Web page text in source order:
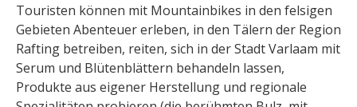
Touristen können mit Mountainbikes in den felsigen
Gebieten Abenteuer erleben, in den Tälern der Region
Rafting betreiben, reiten, sich in der Stadt Varlaam mit
Serum und Blütenblättern behandeln lassen,
Produkte aus eigener Herstellung und regionale